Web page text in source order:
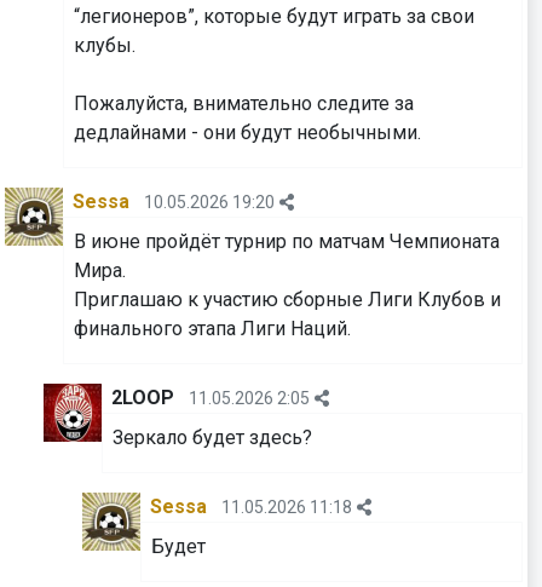
“легионеров”, которые будут играть за свои
клубы.
⁠⁠⁠⁠⁠⁠⁠Пожалуйста, внимательно следите за
дедлайнами - они будут необычными.
Sessa 10.05.2026 19:20
В июне пройдёт турнир по матчам Чемпионата
Мира.
Приглашаю к участию сборные Лиги Клубов и
финального этапа Лиги Наций.
2LOOP 11.05.2026 2:05
Зеркало будет здесь?
Sessa 11.05.2026 11:18
Будет